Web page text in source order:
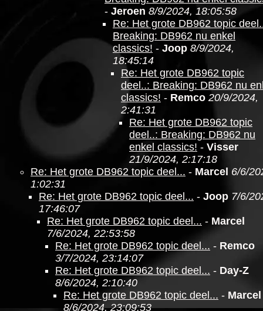
- Jeroen 8/9/2024, 18:05:58
Re: Het grote DB962 topic
Breaking: DB962 nu enkel
classics! - Joop 8/9/2024,
18:45:14
Re: Het grote DB962 topic
deel..: Breaking: DB962 nu
classics! - Remco 20/9/2024,
2:41:31
Re: Het grote DB962 topic
deel..: Breaking: DB962 nu
enkel classics! - Visser
21/9/2024, 2:17:18
Re: Het grote DB962 topic deel... - Marcel 6/6/
1:02:31
Re: Het grote DB962 topic deel... - Joop 7/6/
17:46:07
Re: Het grote DB962 topic deel... - Marcel
7/6/2024, 22:53:58
Re: Het grote DB962 topic deel... - Remco
3/7/2024, 23:14:07
Re: Het grote DB962 topic deel... - Day-Z
8/6/2024, 2:10:40
Re: Het grote DB962 topic deel... - Marcel
8/6/2024, 23:09:53